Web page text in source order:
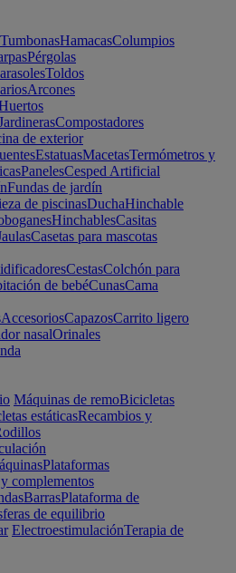
TumbonasHamacasColumpios
Pérgolas
Toldos
Arcones
Compostadores
de exterior
EstatuasMacetasTermómetros y
PanelesCesped Artificial
Fundas de jardín
de piscinasDuchaHinchable
HinchablesCasitas
Casetas para mascotas
CestasColchón para
de bebéCunasCama
AccesoriosCapazosCarrito ligero
nasalOrinales
Máquinas de remoBicicletas
estáticasRecambios y
Plataformas
complementos
BarrasPlataforma de
de equilibrio
ElectroestimulaciónTerapia de